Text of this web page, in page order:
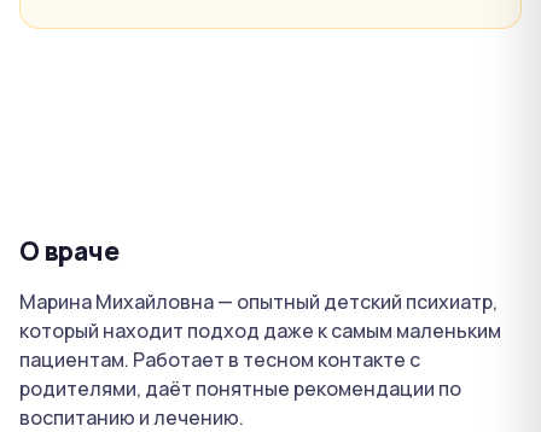
О враче
Марина Михайловна — опытный детский психиатр,
который находит подход даже к самым маленьким
пациентам. Работает в тесном контакте с
родителями, даёт понятные рекомендации по
воспитанию и лечению.